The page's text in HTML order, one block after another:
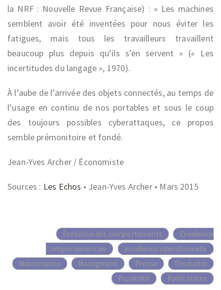
la NRF : Nouvelle Revue Française) : « Les machines
semblent avoir été inventées pour nous éviter les
fatigues, mais tous les travailleurs travaillent
beaucoup plus depuis qu’ils s’en servent » (« Les
incertitudes du langage », 1970).
À l’aube de l’arrivée des objets connectés, au temps de
l’usage en continu de nos portables et sous le coup
des toujours possibles cyberattaques, ce propos
semble prémonitoire et fondé.
Jean-Yves Archer / Économiste
Sources : Les Echos • Jean-Yves Archer • Mars 2015
Évolution des comportements
Excellence
Comportementale
excellence opérationnelle
Maintenance
Managment Presse
Productio
Proximité
Publications